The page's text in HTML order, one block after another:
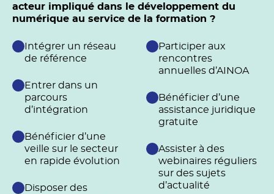
acteur impliqué dans le développement du
numérique au service de la formation ?
Intégrer un réseau
de référence
Entrer dans un
parcours
d’intégration
Bénéficier d’une
veille sur le secteur
en rapide évolution
Disposer des
Participer aux
rencontres
annuelles d’AINOA
Bénéficier d’une
assistance juridique
gratuite
Assister à des
webinaires réguliers
sur des sujets
d’actualité